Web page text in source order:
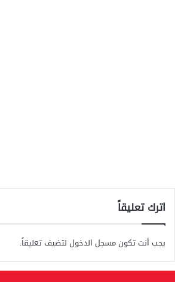
اترك تعليقاً
يجب أنت تكونمسجل الدخول لتضيف تعليقاً.